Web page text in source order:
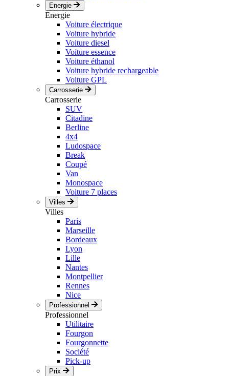
Energie
Energie
Voiture électrique
Voiture hybride
Voiture diesel
Voiture essence
Voiture éthanol
Voiture hybride rechargeable
Voiture GPL
Carrosserie
Carrosserie
SUV
Citadine
Berline
4x4
Ludospace
Break
Coupé
Van
Monospace
Voiture 7 places
Villes
Villes
Paris
Marseille
Bordeaux
Lyon
Lille
Nantes
Montpellier
Rennes
Nice
Professionnel
Professionnel
Utilitaire
Fourgon
Fourgonnette
Société
Pick-up
Prix